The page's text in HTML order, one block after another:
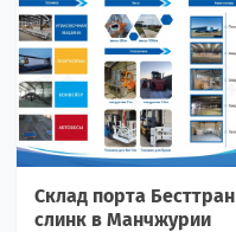
Склад порта Бесттран
слинк в Манчжурии